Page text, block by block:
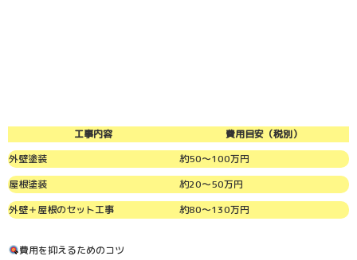
工事内容
費用目安（税別）
外壁塗装
約50〜100万円
屋根塗装
約20〜50万円
外壁＋屋根のセット工事
約80〜130万円
費用を抑えるためのコツ